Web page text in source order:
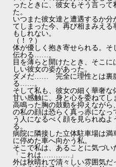
ったときに、彼女もそう言っ
た。
いつまた彼女達と遭遇するか
てしまった今、再び相まみえ
もしれない。
（！？）
体が優しく抱き寄せられる。
伝わる……。
目を薄らと開けたとき、そこ
しい彼女の姿があった。
ダメだ…… 完全に理性とは裏
る……。
そして私も、彼女の細く華奢
甘い感触に、身と心を委ねて
高鳴った胸の鼓動を抑えなが
の私の顔は恐らく真っ赤にな
う人になるべく顔を見られぬ
る。
病院に隣接した立体駐車場は
に停めた車へ向かう私。
そこで私は、あることに気づ
「これは…………」
外は秋晴れで清々しい雰囲気だ